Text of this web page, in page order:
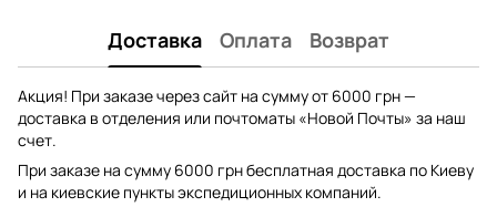
Доставка Оплата Возврат
Акция! При заказе через сайт на сумму от 6000 грн —
доставка в отделения или почтоматы «Новой Почты» за наш
счет.
При заказе на сумму 6000 грн бесплатная доставка по Киеву
и на киевские пункты экспедиционных компаний.